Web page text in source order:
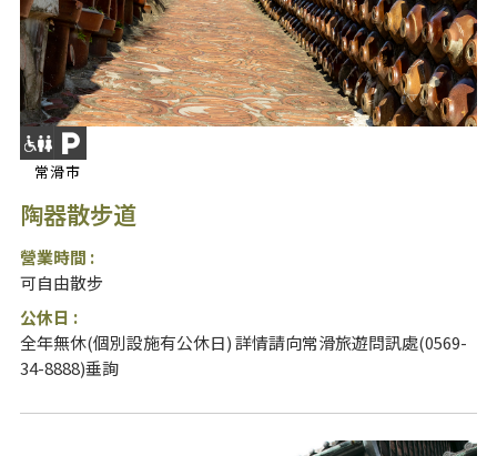
常滑市
陶器散步道
營業時間 :
可自由散步
公休日 :
全年無休(個別設施有公休日) 詳情請向常滑旅遊問訊處(0569-
34-8888)垂詢